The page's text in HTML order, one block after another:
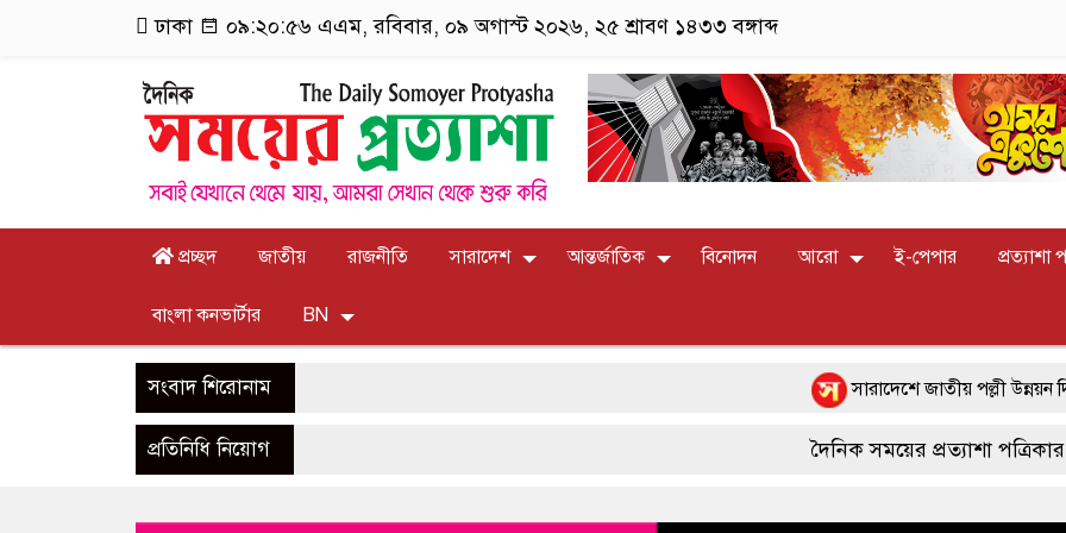
ঢাকা ০৯:২০:৫৭ এএম, রবিবার, ০৯ অগাস্ট ২০২৬, ২৫ শ্রাবণ ১৪৩৩ বঙ্গাব্দ
প্রচ্ছদ জাতীয় রাজনীতি সারাদেশ আন্তর্জাতিক বিনোদন আরো ই-পেপার প্রত্যাশা
বাংলা কনভার্টার BN
সংবাদ শিরোনাম সারাদেশে জাতীয় পল্লী উন্নয়ন দিবস-২০২৬
পাংশা সরকারী কলেজে রবীন্দ্র-নজরুল
প্রতিনিধি নিয়োগ
দৈনিক সময়ের প্রত্যাশা পত্রিকার জন্য